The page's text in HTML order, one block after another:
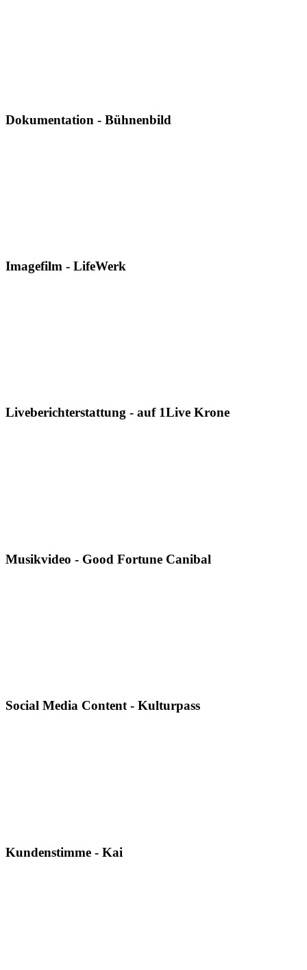
Dokumentation - Bühnenbild
Imagefilm - LifeWerk
Liveberichterstattung - auf 1Live Krone
Musikvideo - Good Fortune Canibal
Social Media Content - Kulturpass
Kundenstimme - Kai